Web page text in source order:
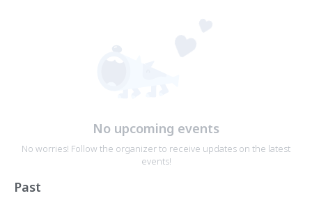
No upcoming events
No worries! Follow the organizer to receive updates on the latest
events!
Past